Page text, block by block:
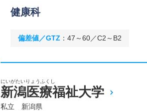
健康科
偏差値／GTZ ： 47～60／C2～B2
にいがたいりょうふくし
新潟医療福祉大学
私立 新潟県